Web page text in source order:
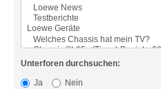
Unterforen durchsuchen:
Ja
Nein